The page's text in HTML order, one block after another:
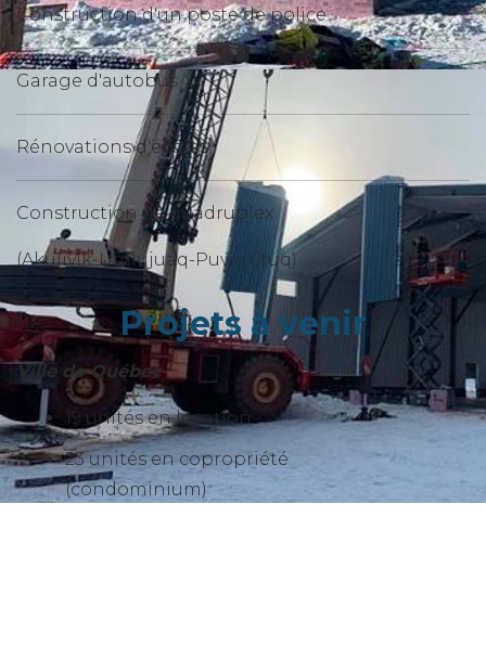
Construction d'un poste de police
Garage d'autobus
Rénovations d'écoles
Construction de quadruplex
(Akulivik-Umiujuaq-Puvirnituq)
Projets à venir
Ville de Québec
19 unités en location
23 unités en copropriété
(condominium)